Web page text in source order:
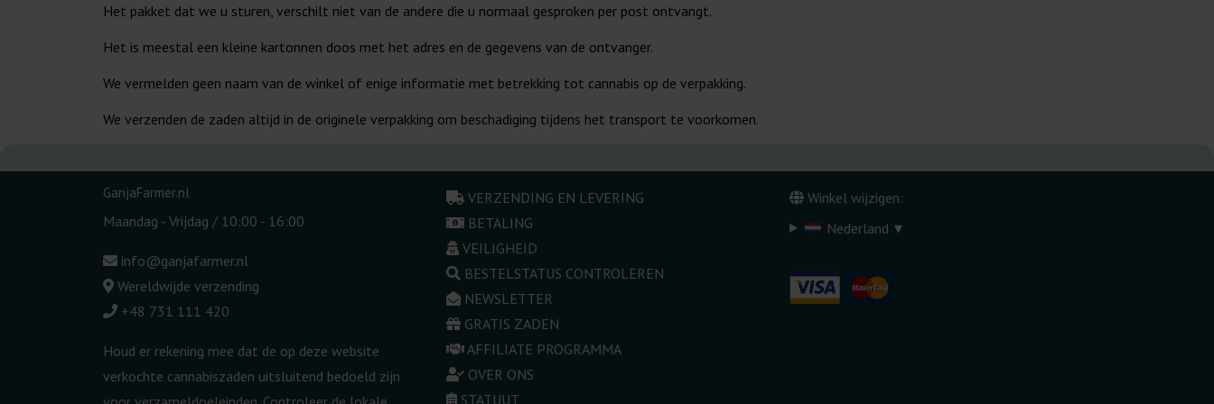
Het pakket dat we u sturen, verschilt niet van de andere die u normaal gesproken per post ontvangt.
Het is meestal een kleine kartonnen doos met het adres en de gegevens van de ontvanger.
We vermelden geen naam van de winkel of enige informatie met betrekking tot cannabis op de verpakking.
We verzenden de zaden altijd in de originele verpakking om beschadiging tijdens het transport te voorkomen.
GanjaFarmer.nl
Maandag - Vrijdag / 10:00 - 16:00
info@ganjafarmer.nl
Wereldwijde verzending
+48 731 111 420
Houd er rekening mee dat de op deze website
verkochte cannabiszaden uitsluitend bedoeld zijn
VERZENDING EN LEVERING
BETALING
VEILIGHEID
BESTELSTATUS CONTROLEREN
NEWSLETTER
GRATIS ZADEN
AFFILIATE PROGRAMMA
OVER ONS
STATUUT
Winkel wijzigen:
Nederland ▾